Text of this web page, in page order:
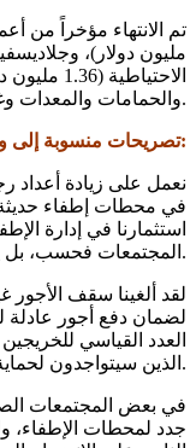
والحمامات والمعدات وغرف ملابس الحماية الشخصية.
تصريحات منسوبة إلى وزير خدمات الطوارئ، جهاد ديب:
نعمل على زيادة أعداد
في محطات إطفاء
استثمارنا في إدارة
المجتمعات فحسب، بل يجعل هذه المهنة القيّمة أكثر جاذبية.
لقد ألغينا سقف الأجور
لضمان دفع أجور عادلة
العدد القياسي
الذين سيتواجدون لحماية المجتمعات المتنامية.
جدد لمحطات الإطفاء،